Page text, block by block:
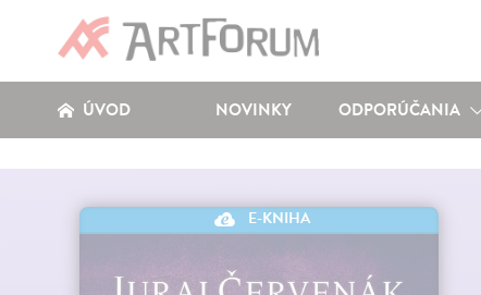
ÚVOD NOVINKY ODPORÚČANIA
E-KNIHA